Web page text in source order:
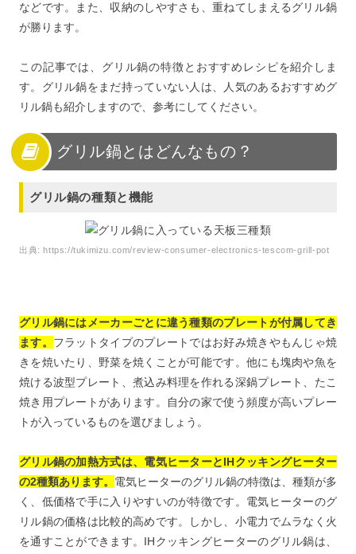
などです。また、収納のしやすさも、重ねてしまえるグリル鍋
が勝ります。
この記事では、グリル鍋の特徴とおすすめレシピを紹介しま
す。グリル鍋をまだ持っていない人は、人気のあるおすすめグ
リル鍋も紹介しますので、参考にしてください。
グリル鍋とはどんなもの？
グリル鍋の種類と機能
出典:https://tukimizu.com/review-consumer-electronics-tescom-grill-pot
グリル鍋にはメーカーごとに違う種類のプレートが付属してき
ます。 フラットタイプのプレートではお好み焼きやもんじゃ焼
きを焼いたり、野菜を焼くことが可能です。他にも塊肉や魚を
焼ける波型プレート、煮込み料理を作れる深鍋プレート、たこ
焼き用プレートがあります。自分の家で使う頻度が高いプレー
トが入っているものを選びましょう。
グリル鍋の加熱方式は、電気ヒーターとIHクッキングヒーター
の2種類あります。 電気ヒーターのグリル鍋の特徴は、種類が多
く、低価格で手に入りやすいのが特徴です。電気ヒーターのグ
リル鍋の価格は比較的高めです。しかし、小電力でムラなく火
を通すことができます。IHクッキングヒーターのグリル鍋は、